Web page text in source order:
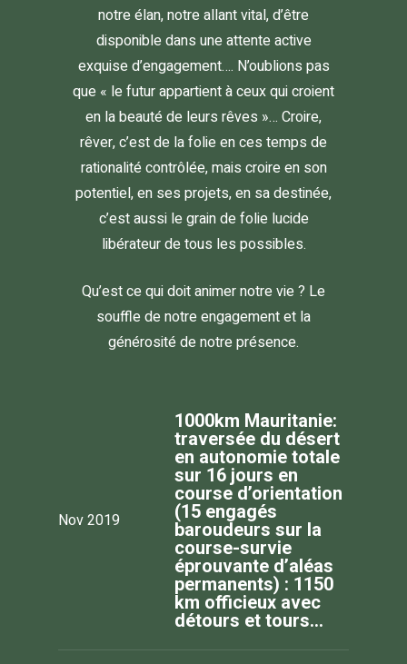
notre élan, notre allant vital, d’être
disponible dans une attente active
exquise d’engagement…. N’oublions pas
que « le futur appartient à ceux qui croient
en la beauté de leurs rêves »… Croire,
rêver, c’est de la folie en ces temps de
rationalité contrôlée, mais croire en son
potentiel, en ses projets, en sa destinée,
c’est aussi le grain de folie lucide
libérateur de tous les possibles.
Qu’est ce qui doit animer notre vie ? Le
souffle de notre engagement et la
générosité de notre présence.
Nov 2019
1000km Mauritanie:
traversée du désert
en autonomie totale
sur 16 jours en
course d’orientation
(15 engagés
baroudeurs sur la
course-survie
éprouvante d’aléas
permanents) : 1150
km officieux avec
détours et tours…